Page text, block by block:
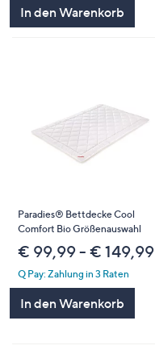
In den Warenkorb
Paradies® Bettdecke Cool
Comfort Bio Größenauswahl
€ 99,99 - € 149,99
Q Pay: Zahlung in 3 Raten
In den Warenkorb